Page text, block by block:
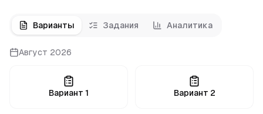
Варианты Задания Аналитика
Август 2026
Вариант 1 Вариант 2